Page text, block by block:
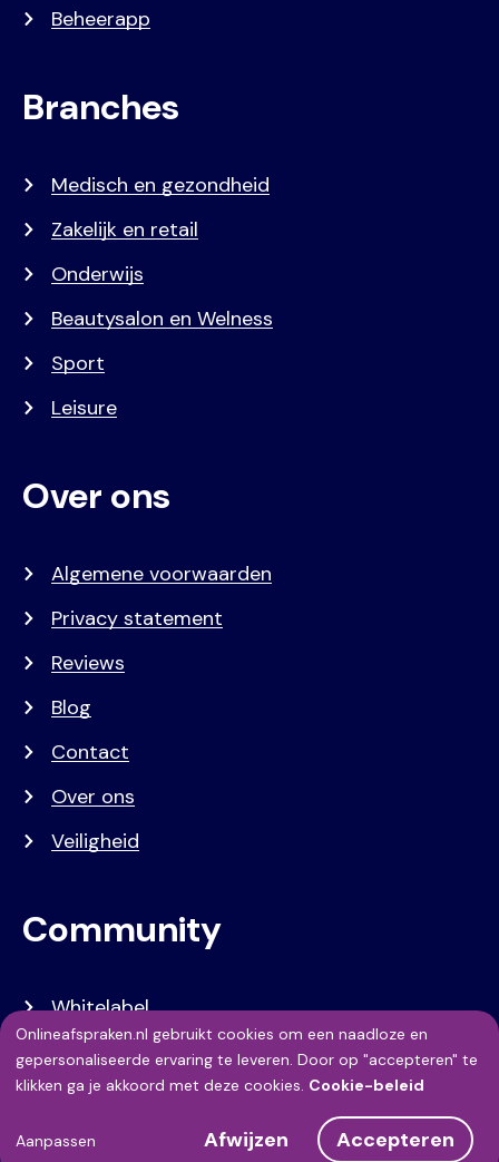
Beheerapp
Branches
Medisch en gezondheid
Zakelijk en retail
Onderwijs
Beautysalon en Welness
Sport
Leisure
Over ons
Algemene voorwaarden
Privacy statement
Reviews
Blog
Contact
Over ons
Veiligheid
Community
Whitelabel
Developers
API Referentie
Referenties
Gebruik
van
persoonsgegevens
Onlineafspraken.nl gebruikt cookies om een naadloze en
gepersonaliseerde ervaring te leveren. Door op "accepteren" te
klikken ga je akkoord met deze cookies. Cookie-beleid
Aanpassen Afwijzen Accepteren